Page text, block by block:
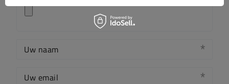
Uw naam
Uw email